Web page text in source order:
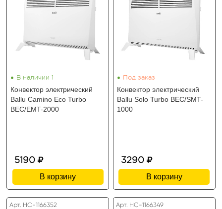
• В наличии 1
Конвектор электрический
Ballu Camino Eco Turbo
BEC/EMT-2000
5190
В корзину
• Под заказ
Конвектор электрический
Ballu Solo Turbo BEC/SMT-
1000
3290
В корзину
Арт. HC-1166352 Арт. HC-1166349